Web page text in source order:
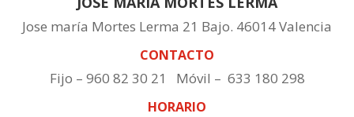
Jose maría Mortes Lerma 21 Bajo. 46014 Valencia
CONTACTO
Fijo – 960 82 30 21 Móvil – 633 180 298
HORARIO